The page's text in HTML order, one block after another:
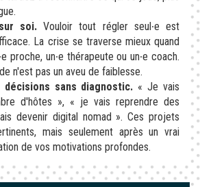
soi.Vouloir tout régler seul∙e est
La crise se traverse mieux quand
proche, un∙e thérapeute ou un∙e coach.
n'est pas un aveu de faiblesse.
sans diagnostic. « Je vais
d'hôtes », « je vais reprendre des
devenir digital nomad ». Ces projets
mais seulement après un vrai
de vos motivations profondes.